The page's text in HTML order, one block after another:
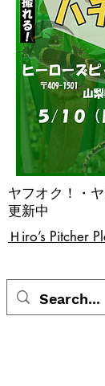
Ｈiro’s Pitcher
ヤフオク！・
更新中